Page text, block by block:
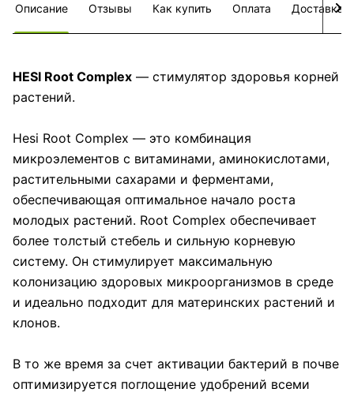
Описание Отзывы Как купить Оплата Доставка
HESI Root Complex — стимулятор здоровья корней
растений.
Hesi Root Complex — это комбинация
микроэлементов с витаминами, аминокислотами,
растительными сахарами и ферментами,
обеспечивающая оптимальное начало роста
молодых растений. Root Complex обеспечивает
более толстый стебель и сильную корневую
систему. Он стимулирует максимальную
колонизацию здоровых микроорганизмов в среде
и идеально подходит для материнских растений и
клонов.
В то же время за счет активации бактерий в почве
оптимизируется поглощение удобрений всеми